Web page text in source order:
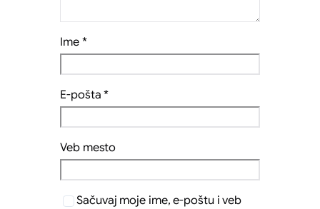
Ime *
E-pošta*
Veb mesto
Sačuvaj moje ime, e-poštu i veb